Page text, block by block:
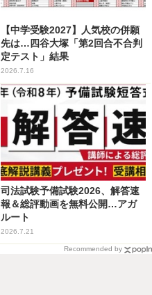
【中学受験2027】人気校の併願
先は…四谷大塚「第2回合不合判
定テスト」結果
2026.7.16
司法試験予備試験2026、解答速
報＆総評動画を無料公開…アガ
ルート
2026.7.21
Recommended by